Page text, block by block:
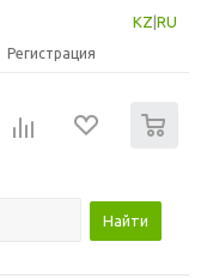
KZ RU
Регистрация
Найти